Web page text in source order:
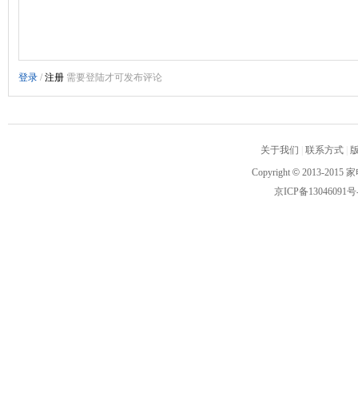
关于我们 联系方式
Copyright © 2013-2015
京ICP备13046091号